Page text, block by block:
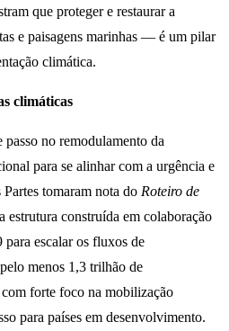
que proteger e restaurar a
e paisagens marinhas — é um pilar
climática.
climáticas
no remodulamento da
para se alinhar com a urgência e
tomaram nota do Roteiro de
estrutura construída em colaboração
escalar os fluxos de
menos 1,3 trilhão de
forte foco na mobilização
para países em desenvolvimento.